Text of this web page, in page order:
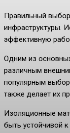
Правильный
инфраструктуры.
эффективную
Одним из
различным
популярным
также делает их
Изоляционные
быть устойчивой